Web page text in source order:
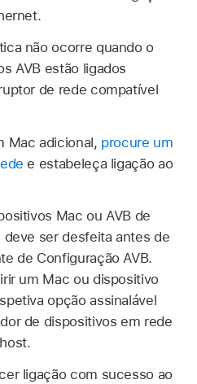
não ocorre quando o
AVB estão ligados
de rede compatível
Mac adicional, procure um
e estabeleça ligação ao
Mac ou AVB de
ser desfeita antes de
de Configuração AVB.
um Mac ou dispositivo
opção assinalável
de dispositivos em rede
ligação com sucesso ao